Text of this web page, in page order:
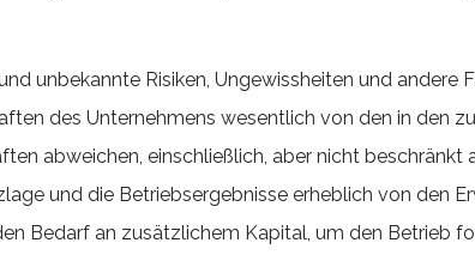
unbekannte Risiken, Ungewissheiten und andere
des Unternehmens wesentlich von den in den
abweichen, einschließlich, aber nicht
und die Betriebsergebnisse erheblich von den
Bedarf an zusätzlichem Kapital, um den Betrieb